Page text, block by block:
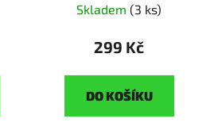
milovníky koňů
Skladem (3 ks)
299 Kč
DO KOŠÍKU